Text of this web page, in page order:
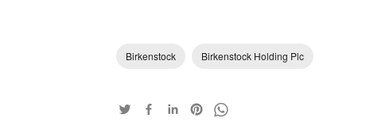
Birkenstock Birkenstock Holding Plc